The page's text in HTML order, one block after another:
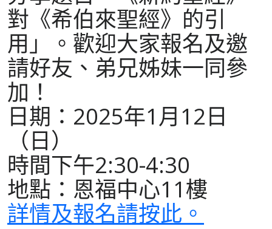
對《希伯來聖經》的引
用」。歡迎大家報名及邀
請好友、弟兄姊妹一同參
加！
日期：2025年1月12日
（日）
時間下午2:30-4:30
地點：恩福中心11樓
詳情及報名請按此。